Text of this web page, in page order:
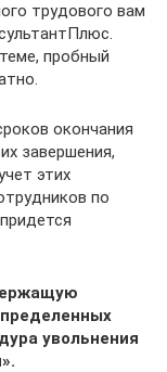
трудового вам
пробный
окончания
завершения,
этих
по
увольнения